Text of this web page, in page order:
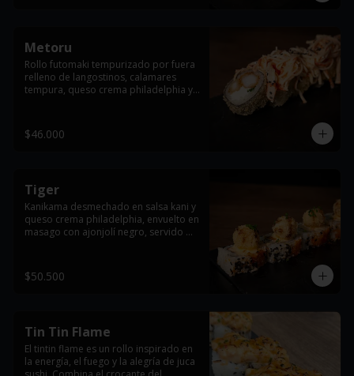
Metoru
Rollo futomaki tempurizado por fuera
relleno de langostinos, calamares
tempura, queso crema philadelphia y
negro.
$46.000
Tiger
Kanikama desmechado en salsa kani y
queso crema philadelphia, envuelto en
masago con ajonjolí negro, servido
$50.500
Tin Tin Flame
El tintin flame es un rollo inspirado en
la energía, el fuego y la alegría de juca